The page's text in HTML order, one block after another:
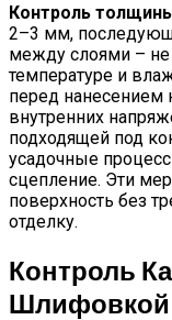
Контроль
2–3 мм,
между слоями –
температуре и
перед нанесением
внутренних
подходящей под
усадочные
сцепление. Эти
поверхность без
отделку.
Контроль
Шлифовкой